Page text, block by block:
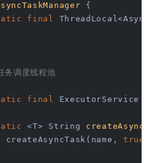
{
final
调度线程池
final ExecutorService
<T> String
createAsyncTask(name, true